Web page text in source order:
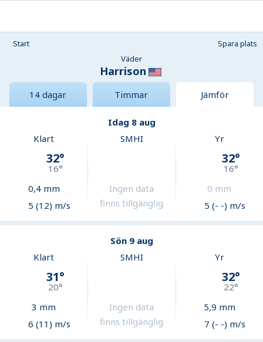
Start
Spara plats
Väder
Harrison
14 dagar Timmar Jämför
Idag 8 aug
Klart
32°
16°
0,4mm
5 (12) m/s
SMHI
Ingen data
finns tillgänglig
Yr
32°
16°
0 mm
5 (- -) m/s
Sön 9 aug
Klart
31°
20°
3 mm
6 (11) m/s
SMHI
Ingen data
finns tillgänglig
Yr
32°
22°
5,9 mm
7 (- -) m/s